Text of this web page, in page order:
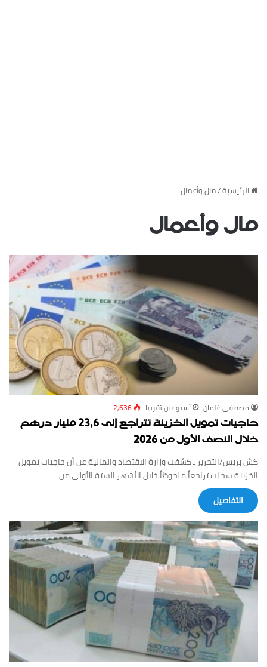
‏الرئيسية/مال وأعمال
مال وأعمال
مصطفى ‏غلمان أسبوعين ‏تقريبا 2,636
حاجيات تمويل الخزينة تتراجع إلى 23,6 مليار درهم
خلال النصف الأول من 2026
كش بريس/التحرير ـ كشفت وزارة الاقتصاد والمالية عن أن حاجيات تمويل
الخزينة سجلت تراجعاً ملحوظاً خلال الأشهر الستة الأولى من…
‏التفاصيل